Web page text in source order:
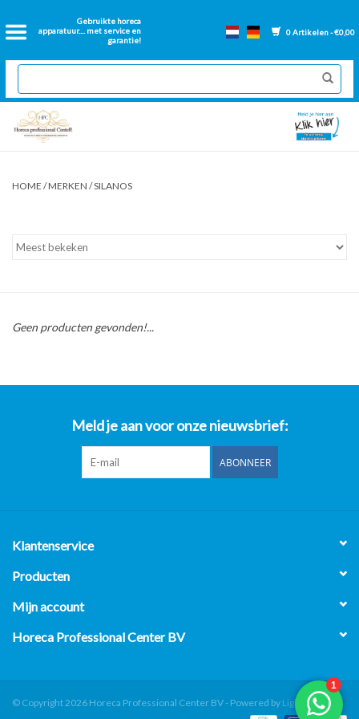
Gebruikte horeca
apparatuur.... met service en
garantie!
0 Artikelen - €0,00
Home
2dehands Horeca
Nieuwe apparatuur
Onderdelen bakwanden
Over ons
HOME /MERKEN /SILANOS
Geen producten gevonden!...
Meld je aan voor onze nieuwsbrief:
ABONNEER
Klantenservice
Producten
Mijn account
Horeca Professional Center BV
© Copyright 2026 Horeca Professional Center BV - Powered by Lightspeed